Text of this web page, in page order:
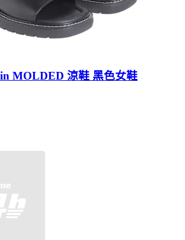
MOLDED 涼鞋 黑色女鞋